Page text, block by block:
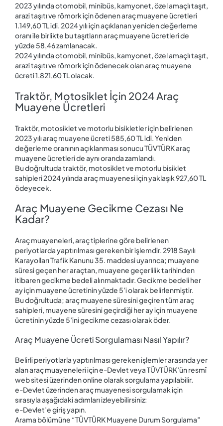
2023 yılında otomobil, minibüs, kamyonet, özel amaçlı taşıt,
arazi taşıtı ve römork için ödenen araç muayene ücretleri
1.149,60 TL idi. 2024 yılı için açıklanan yeniden değerleme
oranı ile birlikte bu taşıtların araç muayene ücretleri de
yüzde 58,46 zamlanacak.
2024 yılında otomobil, minibüs, kamyonet, özel amaçlı taşıt,
arazi taşıtı ve römork için ödenecek olan araç muayene
ücreti 1.821,60 TL olacak.
Traktör, Motosiklet İçin 2024 Araç
Muayene Ücretleri
Traktör, motosiklet ve motorlu bisikletler için belirlenen
2023 yılı araç muayene ücreti 585,60 TL idi. Yeniden
değerleme oranının açıklanması sonucu TÜVTÜRK araç
muayene ücretleri de aynı oranda zamlandı.
Bu doğrultuda traktör, motosiklet ve motorlu bisiklet
sahipleri 2024 yılında araç muayenesi için yaklaşık 927,60 TL
ödeyecek.
Araç Muayene Gecikme Cezası Ne
Kadar?
Araç muayeneleri, araç tiplerine göre belirlenen
periyotlarda yaptırılması gereken bir işlemdir. 2918 Sayılı
Karayolları Trafik Kanunu 35. maddesi uyarınca; muayene
süresi geçen her araçtan, muayene geçerlilik tarihinden
itibaren gecikme bedeli alınmaktadır. Gecikme bedeli her
ay için muayene ücretinin yüzde 5’i olarak belirlenmiştir.
Bu doğrultuda; araç muayene süresini geçiren tüm araç
sahipleri, muayene süresini geçirdiği her ay için muayene
ücretinin yüzde 5’ini gecikme cezası olarak öder.
Araç Muayene Ücreti Sorgulaması Nasıl Yapılır?
Belirli periyotlarla yaptırılması gereken işlemler arasında yer
alan araç muayeneleri için e-Devlet veya TÜVTÜRK’ün resmî
web sitesi üzerinden online olarak sorgulama yapılabilir.
e-Devlet üzerinden araç muayenesi sorgulamak için
sırasıyla aşağıdaki adımları izleyebilirsiniz:
e-Devlet’e giriş yapın.
Arama bölümüne “TÜVTÜRK Muayene Durum Sorgulama”